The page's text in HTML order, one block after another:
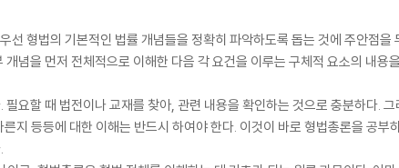
선 형법의 기본적인 법률 개념들을 정확히 파악하도록 돕는 것에 주안점
념을 먼저 전체적으로 이해한 다음 각 요건을 이루는 구체적 요소의 내용
요할 때 법전이나 교재를 찾아, 관련 내용을 확인하는 것으로 충분하다.
지 등등에 대한 이해는 반드시 하여야 한다. 이것이 바로 형법총론을 공부